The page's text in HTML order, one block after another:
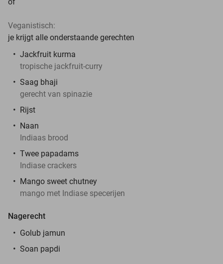
Veganistisch:
je krijgt alle onderstaande gerechten
Jackfruit kurma
tropische jackfruit-curry
Saag bhaji
gerecht van spinazie
Rijst
Naan
Indiaas brood
Twee papadams
Indiase crackers
Mango sweet chutney
mango met Indiase specerijen
Nagerecht
Golub jamun
Soan papdi